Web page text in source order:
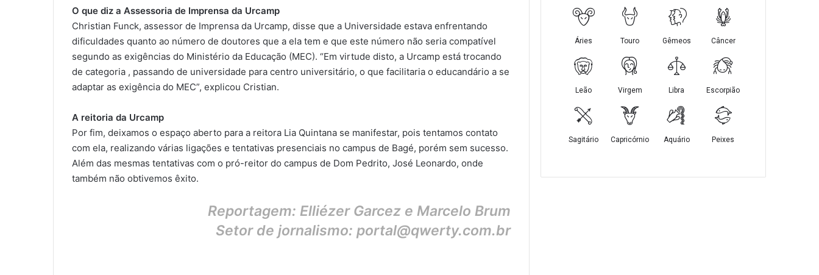
O que diz a Assessoria de Imprensa da Urcamp
Christian Funck, assessor de Imprensa da Urcamp, disse que a Universidade estava enfrentando
dificuldades quanto ao número de doutores que a ela tem e que este número não seria compatível
segundo as exigências do Ministério da Educação (MEC). “Em virtude disto, a Urcamp está trocando
de categoria , passando de universidade para centro universitário, o que facilitaria o educandário a se
adaptar as exigência do MEC”, explicou Cristian.
A reitoria da Urcamp
Por fim, deixamos o espaço aberto para a reitora Lia Quintana se manifestar, pois tentamos contato
com ela, realizando várias ligações e tentativas presenciais no campus de Bagé, porém sem sucesso.
Além das mesmas tentativas com o pró-reitor do campus de Dom Pedrito, José Leonardo, onde
também não obtivemos êxito.
Reportagem: Elliézer Garcez e Marcelo Brum
Setor de jornalismo: portal@qwerty.com.br